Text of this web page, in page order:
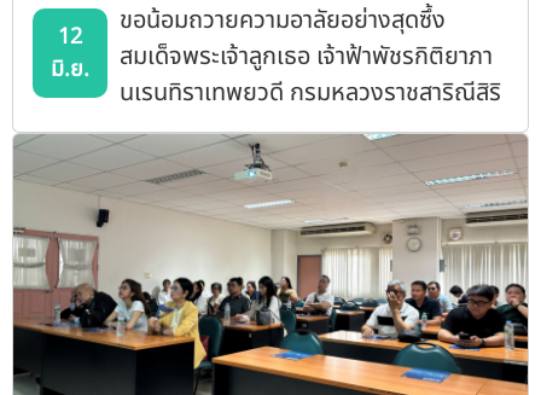
12
มิ.ย.
ขอน้อมถวายความอาลัยอย่างสุดซึ้ง
สมเด็จพระเจ้าลูกเธอ เจ้าฟ้าพัชรกิติยาภา
นเรนทิราเทพยวดี กรมหลวงราชสาริณีสิริ
พัชร มหาวัชรราชธิดา